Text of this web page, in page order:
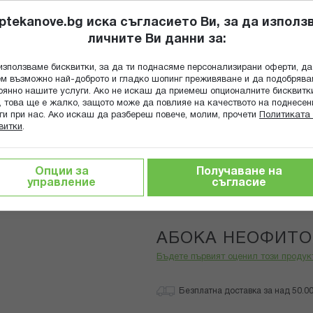
Търсене
ПОПИТАЙ
ГРИЖА ЗА МАЙКАТА И ДЕТЕТО ХРАНИТЕЛНИ ДОБАВКИ
Aboca
АБОКА
Бъдете първият оценил този
Безплатна доставка за над
иска съгласието Ви, за да
личните Ви данни за:
бисквитки, за да ти поднасяме персонализирани оферти, да
възможно най-доброто и гладко шопинг преживяване и да
нашите услуги. Ако не искаш да приемеш опционалните
това ще е жалко, защото може да повлияе на качеството на
при нас. Ако искаш да разбереш повече, молим, прочети
Политиката
.
Опции за
управление
Получаване на
съгласие